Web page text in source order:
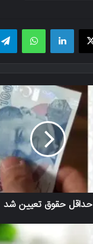
X لینکدین واتس اپ
حداقل حقوق تعیین شد